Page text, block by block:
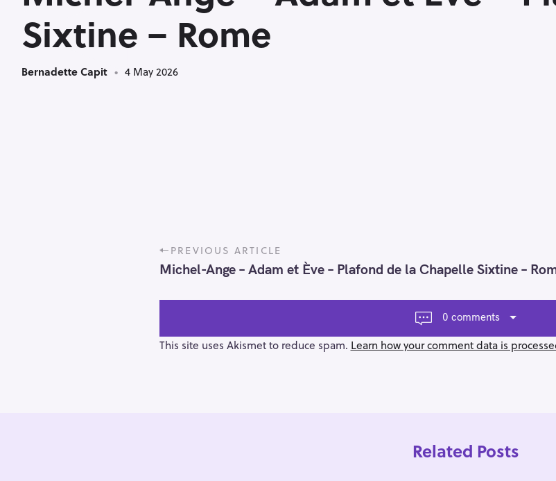
Sixtine – Rome
Bernadette Capit 4 May 2026
P
o
s
t
v
PREVIOUS ARTICLE
Michel-Ange – Adam et Ève – Plafond de la Chapelle Sixtine –
0 comments
This site uses Akismet to reduce spam. Learn how your comment data is
Related Posts